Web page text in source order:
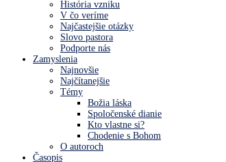
História vzniku
V čo veríme
Najčastejšie otázky
Slovo pastora
Podporte nás
Zamyslenia
Najnovšie
Najčítanejšie
Témy
Božia láska
Spoločenské dianie
Kto vlastne si?
Chodenie s Bohom
O autoroch
Časopis